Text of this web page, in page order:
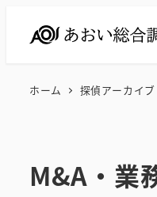
ホーム 探偵アーカイブ
M&A・業